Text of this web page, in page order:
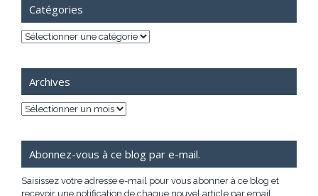
Catégories
Catégories
Archives
Archives
Abonnez-vous à ce blog par e-mail.
Saisissez votre adresse e-mail pour vous abonner à ce blog et
recevoir une notification de chaque nouvel article par email.